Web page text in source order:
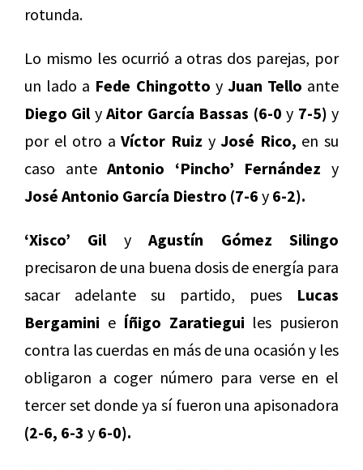
rotunda.
Lo mismo les ocurrió a otras dos parejas, por
un lado a Fede Chingotto y Juan Tello ante
Diego GilyAitor García Bassas (6-0 y 7-5) y
por el otro aVíctor Ruiz yJosé Rico, en su
caso anteAntonio ‘Pincho’ Fernández y
José Antonio García Diestro (7-6 y 6-2).
‘Xisco’ GilyAgustín Gómez Silingo
precisaron de una buena dosis de energía para
sacar adelante su partido, pues Lucas
Bergamini e Íñigo Zaratiegui les pusieron
contra las cuerdas en más de una ocasión y les
obligaron a coger número para verse en el
tercer set donde ya sí fueron una apisonadora
(2-6, 6-3 y 6-0).